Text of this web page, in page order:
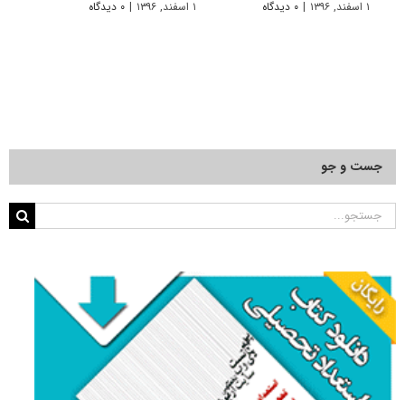
۱ اسفند, ۱۳۹۶ | ۰ دیدگاه ۱ اسفند, ۱۳۹۶ | ۰ دیدگاه
جست و جو
جستجو